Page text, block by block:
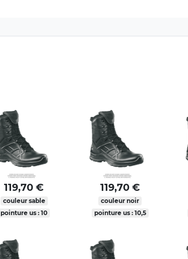
119,70 €
couleur sable
pointure us : 10
119,70 €
couleur noir
pointure us : 10,5